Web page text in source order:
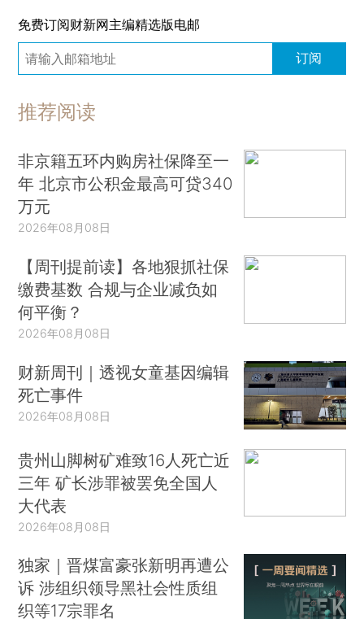
免费订阅财新网主编精选版电邮
订阅
推荐阅读
非京籍五环内购房社保降至一
年 北京市公积金最高可贷340
万元
2026年08月08日
【周刊提前读】各地狠抓社保
缴费基数 合规与企业减负如
何平衡？
2026年08月08日
财新周刊｜透视女童基因编辑
死亡事件
2026年08月08日
贵州山脚树矿难致16人死亡近
三年 矿长涉罪被罢免全国人
大代表
2026年08月08日
独家｜晋煤富豪张新明再遭公
诉 涉组织领导黑社会性质组
织等17宗罪名